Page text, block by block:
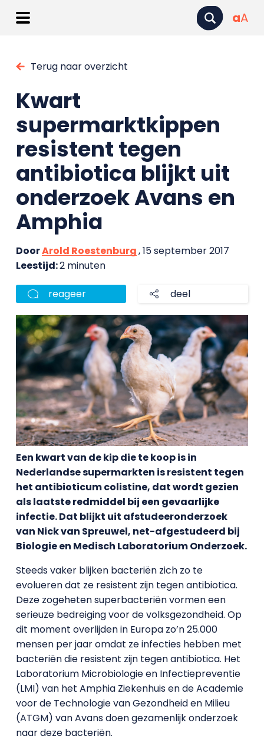
aA
Terug naar overzicht
Kwart
supermarktkippen
resistent tegen
antibiotica blijkt uit
onderzoek Avans en
Amphia
DoorArold Roestenburg, 15 september 2017
Leestijd:2 minuten
reageer deel
Een kwart van de kip die te koop is in
Nederlandse supermarkten is resistent tegen
het antibioticum colistine, dat wordt gezien
als laatste redmiddel bij een gevaarlijke
infectie. Dat blijkt uit afstudeeronderzoek
van Nick van Spreuwel, net-afgestudeerd bij
Biologie en Medisch Laboratorium Onderzoek.
Steeds vaker blijken bacteriën zich zo te
evolueren dat ze resistent zijn tegen antibiotica.
Deze zogeheten superbacteriën vormen een
serieuze bedreiging voor de volksgezondheid. Op
dit moment overlijden in Europa zo’n 25.000
mensen per jaar omdat ze infecties hebben met
bacteriën die resistent zijn tegen antibiotica. Het
Laboratorium Microbiologie en Infectiepreventie
(LMI) van het Amphia Ziekenhuis en de Academie
voor de Technologie van Gezondheid en Milieu
(ATGM) van Avans doen gezamenlijk onderzoek
naar deze bacteriën.